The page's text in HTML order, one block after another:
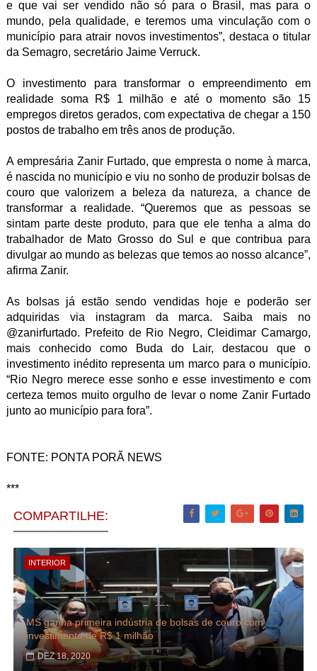
e que vai ser vendido não só para o Brasil, mas para o
mundo, pela qualidade, e teremos uma vinculação com o
município para atrair novos investimentos”, destaca o titular
da Semagro, secretário Jaime Verruck.
O investimento para transformar o empreendimento em
realidade soma R$ 1 milhão e até o momento são 15
empregos diretos gerados, com expectativa de chegar a 150
postos de trabalho em três anos de produção.
A empresária Zanir Furtado, que empresta o nome à marca,
é nascida no município e viu no sonho de produzir bolsas de
couro que valorizem a beleza da natureza, a chance de
transformar a realidade. “Queremos que as pessoas se
sintam parte deste produto, para que ele tenha a alma do
trabalhador de Mato Grosso do Sul e que contribua para
divulgar ao mundo as belezas que temos ao nosso alcance”,
afirma Zanir.
As bolsas já estão sendo vendidas hoje e poderão ser
adquiridas via instagram da marca. Saiba mais no
@zanirfurtado. Prefeito de Rio Negro, Cleidimar Camargo,
mais conhecido como Buda do Lair, destacou que o
investimento inédito representa um marco para o município.
“Rio Negro merece esse sonho e esse investimento e com
certeza temos muito orgulho de levar o nome Zanir Furtado
junto ao município para fora”.
FONTE: PONTA PORÃ NEWS
***
COMPARTILHE:
INTERIOR
MS ganha primeira indústria de bolsas de couro com
investimento de R$ 1 milhão
DEZ 18, 2020